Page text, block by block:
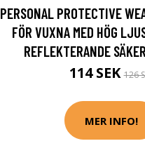
PERSONAL PROTECTIVE
FÖR VUXNA MED HÖG
REFLEKTERANDE
114 SEK126
MER INFO!